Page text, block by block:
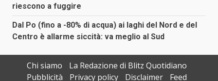
riescono a fuggire
Dal Po (fino a -80% di acqua) ai laghi del Nord e del
Centro è allarme siccità: va meglio al Sud
Chi siamo
La Redazione di Blitz Quotidiano
Pubblicità
Privacy policy Disclaimer Feed